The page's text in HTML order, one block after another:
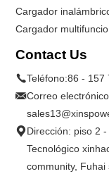
Cargador
Cargador
Contact Us
Teléfono:86 - 157
Correo
Dirección: piso 2
Tecnológico
community, Fuhai